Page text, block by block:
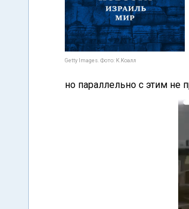
Getty Images. Фото: К.Коалл
но параллельно с этим не